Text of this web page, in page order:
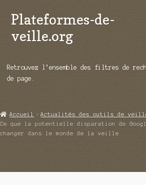
Aller
à
la
Aller
au
contenu
Plateformes-de-
veille.org
Répertoire d’ouitils
Démos vidéos
Qui sommes-nous ?
Retrouvez l’ensemble des filtres de
de page.
Accueil Actualités des outils de
Ce que la potentielle disparation de
changer dans le monde de la veille